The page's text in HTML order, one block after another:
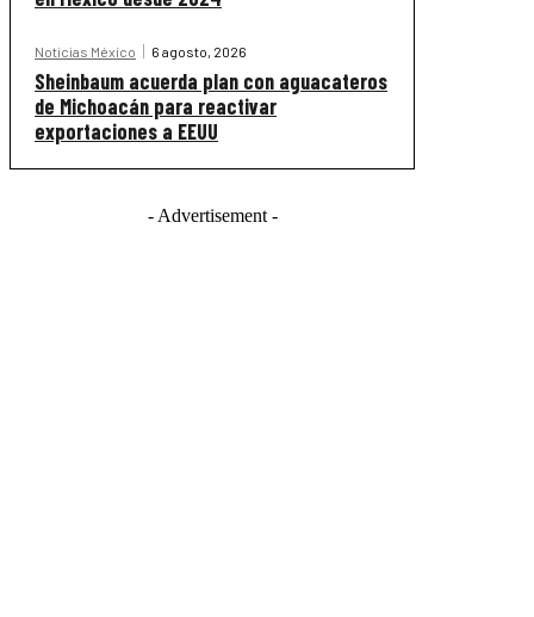
Noticias México 6 agosto, 2026
Sheinbaum acuerda plan con aguacateros
de Michoacán para reactivar
exportaciones a EEUU
- Advertisement -